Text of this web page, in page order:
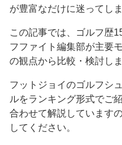
が豊富なだけに迷ってし
この記事では、ゴルフ歴
フファイト編集部が主要
の観点から比較・検討しま
フットジョイのゴルフシ
ルをランキング形式でご
合わせて解説しています
してください。